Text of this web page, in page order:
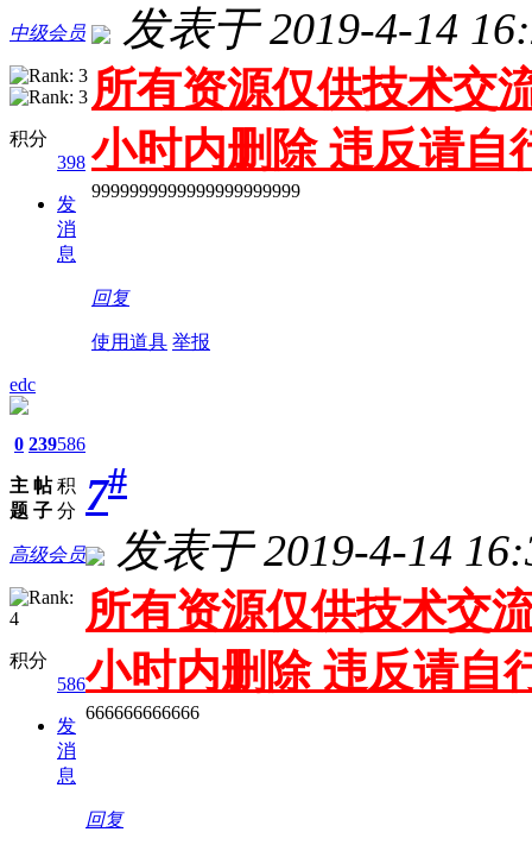
中级会员
积分
398
发
消
息
发表于 2019-4-14
所有资源仅供技术交
小时内删除 违反请自
9999999999999999999999
回复
使用道具 举报
edc
0
主
题
239
帖
子
586
积
分
高级会员
积分
586
发
消
息
7#
发表于 2019-4-14
所有资源仅供技术交
小时内删除 违反请自
666666666666
回复